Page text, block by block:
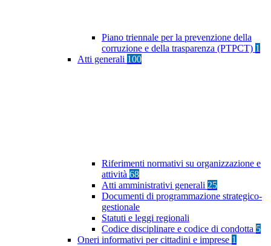
Piano triennale per la prevenzione della
corruzione e della trasparenza (PTPCT) 1
Atti generali 100
Riferimenti normativi su organizzazione e
attività 68
Atti amministrativi generali 25
Documenti di programmazione strategico-
gestionale
Statuti e leggi regionali
Codice disciplinare e codice di condotta 5
Oneri informativi per cittadini e imprese 1